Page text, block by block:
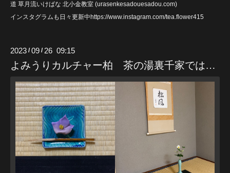
道 草月流いけばな 北小金教室 (urasenkesadouesadou.com)
インスタグラムも日々更新中https://www.instagram.com/tea.flower415
2023 /09 / 26 09:15
よみうりカルチャー柏 茶の湯裏千家では…